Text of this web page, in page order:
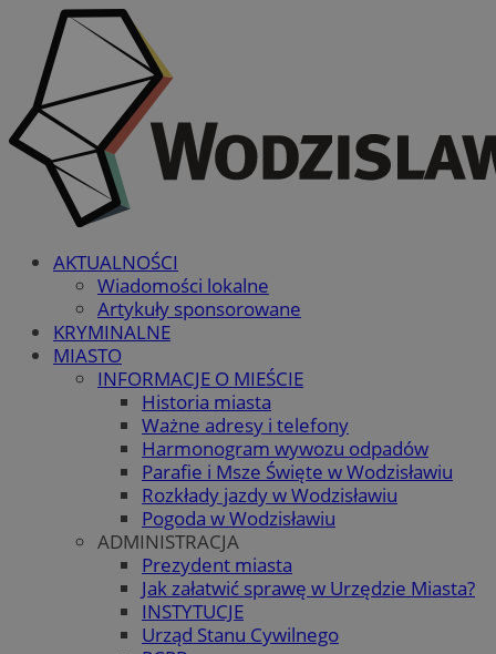
AKTUALNOŚCI
Wiadomości lokalne
Artykuły sponsorowane
KRYMINALNE
MIASTO
INFORMACJE O MIEŚCIE
Historia miasta
Ważne adresy i telefony
Harmonogram wywozu odpadów
Parafie i Msze Święte w Wodzisławiu
Rozkłady jazdy w Wodzisławiu
Pogoda w Wodzisławiu
ADMINISTRACJA
Prezydent miasta
Jak załatwić sprawę w Urzędzie Miasta?
INSTYTUCJE
Urząd Stanu Cywilnego